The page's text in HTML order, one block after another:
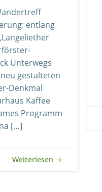
entlang
Unterwegs
gestalteten
Denkmal
Kaffee
Programm
[…]
Weiterlesen